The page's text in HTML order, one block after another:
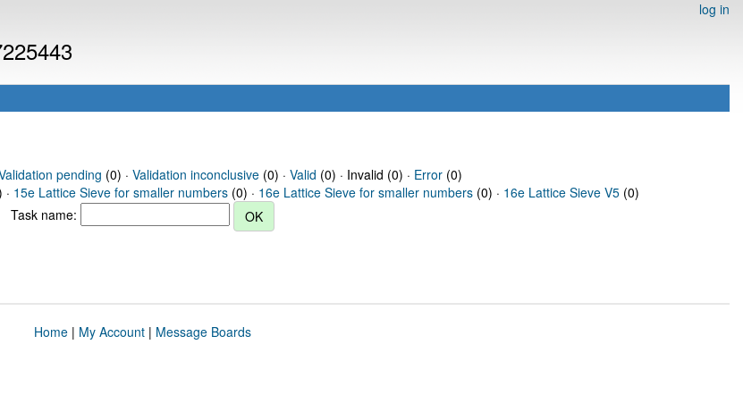
log in
pending (0) · Validation inconclusive(0) · Valid (0) · Invalid (0) · Error(0)
· 15e Lattice Sieve for smaller numbers (0) · 16e Lattice Sieve for smaller numbers (0) · 16e Lattice Sieve V5 (0)
Task name:
Home| My Account| Message Boards